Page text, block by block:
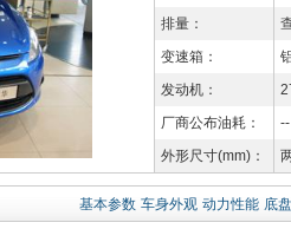
排量：
变速箱：
发动机：
厂商公布油耗：
--
外形尺寸(mm)：
基本参数 车身外观 动力性能 底